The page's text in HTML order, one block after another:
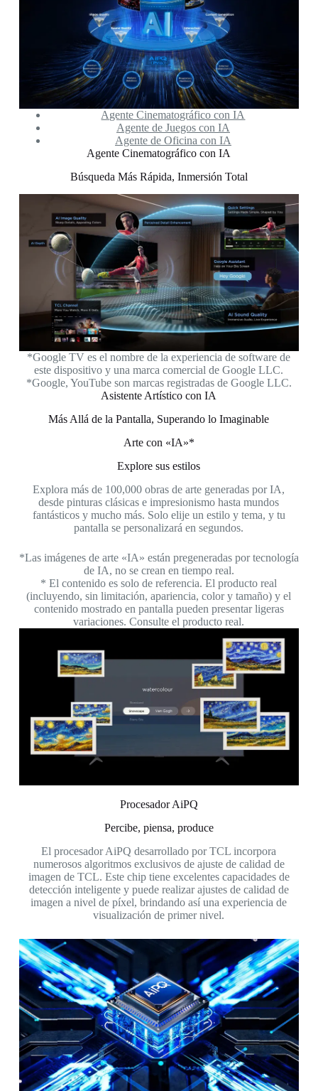
Agente Cinematográfico con IA
Agente de Juegos con IA
Agente de Oficina con IA
Agente Cinematográfico con IA
Búsqueda Más Rápida, Inmersión Total
*Google TV es el nombre de la experiencia de software de
este dispositivo y una marca comercial de Google LLC.
*Google, YouTube son marcas registradas de Google LLC.
Asistente Artístico con IA
Más Allá de la Pantalla, Superando lo Imaginable
Arte con «IA»*
Explore sus estilos
Explora más de 100,000 obras de arte generadas por IA,
desde pinturas clásicas e impresionismo hasta mundos
fantásticos y mucho más. Solo elije un estilo y tema, y tu
pantalla se personalizará en segundos.
*Las imágenes de arte «IA» están pregeneradas por tecnología
de IA, no se crean en tiempo real.
* El contenido es solo de referencia. El producto real
(incluyendo, sin limitación, apariencia, color y tamaño) y el
contenido mostrado en pantalla pueden presentar ligeras
variaciones. Consulte el producto real.
Procesador AiPQ
Percibe, piensa, produce
El procesador AiPQ desarrollado por TCL incorpora
numerosos algoritmos exclusivos de ajuste de calidad de
imagen de TCL. Este chip tiene excelentes capacidades de
detección inteligente y puede realizar ajustes de calidad de
imagen a nivel de píxel, brindando así una experiencia de
visualización de primer nivel.